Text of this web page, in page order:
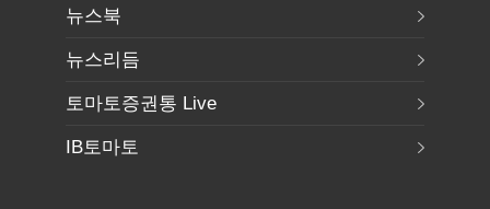
뉴스북
뉴스리듬
토마토증권통 Live
IB토마토